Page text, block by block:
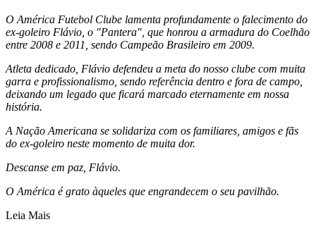
O América Futebol Clube lamenta profundamente o falecimento do
ex-goleiro Flávio, o "Pantera", que honrou a armadura do Coelhão
entre 2008 e 2011, sendo Campeão Brasileiro em 2009.
Atleta dedicado, Flávio defendeu a meta do nosso clube com muita
garra e profissionalismo, sendo referência dentro e fora de campo,
deixando um legado que ficará marcado eternamente em nossa
história.
A Nação Americana se solidariza com os familiares, amigos e fãs
do ex-goleiro neste momento de muita dor.
Descanse em paz, Flávio.
O América é grato àqueles que engrandecem o seu pavilhão.
Leia Mais